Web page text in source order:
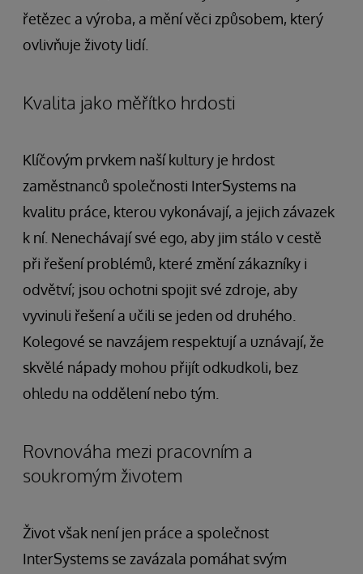
řetězec a výroba, a mění věci způsobem, který
ovlivňuje životy lidí.
Kvalita jako měřítko hrdosti
Klíčovým prvkem naší kultury je hrdost
zaměstnanců společnosti InterSystems na
kvalitu práce, kterou vykonávají, a jejich závazek
k ní. Nenechávají své ego, aby jim stálo v cestě
při řešení problémů, které změní zákazníky i
odvětví; jsou ochotni spojit své zdroje, aby
vyvinuli řešení a učili se jeden od druhého.
Kolegové se navzájem respektují a uznávají, že
skvělé nápady mohou přijít odkudkoli, bez
ohledu na oddělení nebo tým.
Rovnováha mezi pracovním a
soukromým životem
Život však není jen práce a společnost
InterSystems se zavázala pomáhat svým